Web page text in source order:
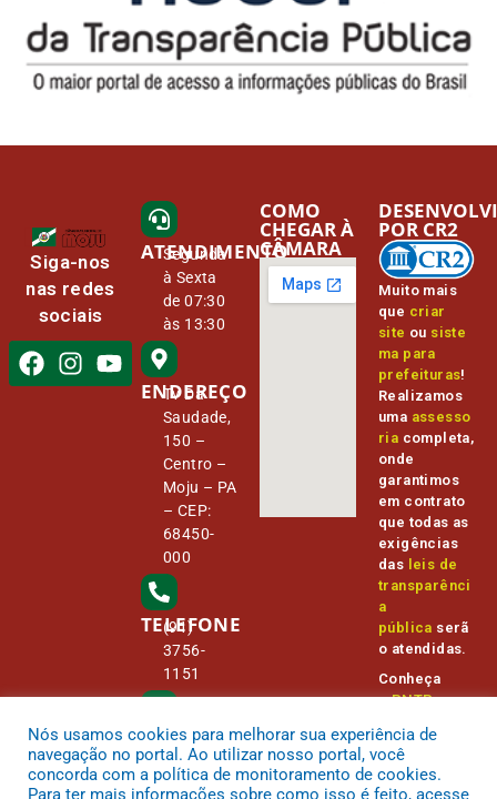
Siga-nos
nas redes
sociais
ATENDIMENTO
Segunda
à Sexta
de 07:30
às 13:30
ENDEREÇO
Tv Da
Saudade,
150 –
Centro –
Moju – PA
– CEP:
68450-
000
TELEFONE
(91)
3756-
1151
E-MAIL
camara@
cmmoju.p
a.gov.br
COMO
CHEGAR À
CÂMARA
Muito mais
que criar
site ou siste
ma para
prefeituras!
Realizamos
uma assesso
ria completa,
onde
garantimos
em contrato
que todas as
exigências
das leis de
transparênci
a
pública serã
o atendidas.
Conheça
oPNTPe
Transparênc
ia Pública
POR CR2
Nós usamos cookies para melhorar sua experiência de
navegação no portal. Ao utilizar nosso portal, você
concorda com a política de monitoramento de cookies.
Para ter mais informações sobre como isso é feito, acesse